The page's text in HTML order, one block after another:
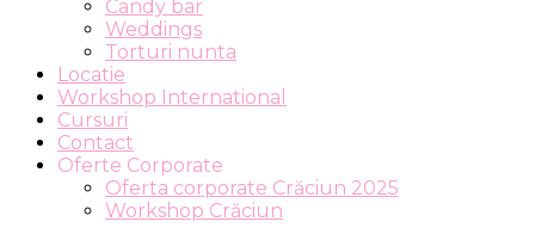
Candy bar
Weddings
Torturi nunta
Locatie
Workshop International
Cursuri
Contact
Oferte Corporate
Oferta corporate Crăciun 2025
Workshop Crăciun